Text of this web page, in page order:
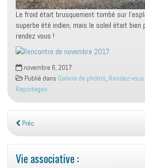
Le froid était brusquement tombé sur
superbe été indien, mais le soleil était bien
rendez vous !
novembre 6, 2017
Publié dans Galerie de photos, Rendez-
Reportages
Préc.
Vie associative :